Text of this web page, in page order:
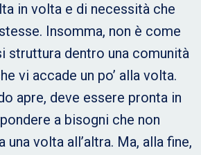
in volta e di necessità che
Insomma, non è come
struttura dentro una comunità
vi accade un po’ alla volta.
apre, deve essere pronta in
a bisogni che non
volta all’altra. Ma, alla fine,